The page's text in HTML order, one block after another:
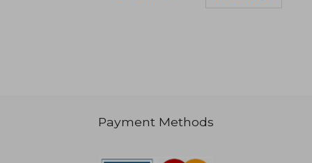
Payment Methods